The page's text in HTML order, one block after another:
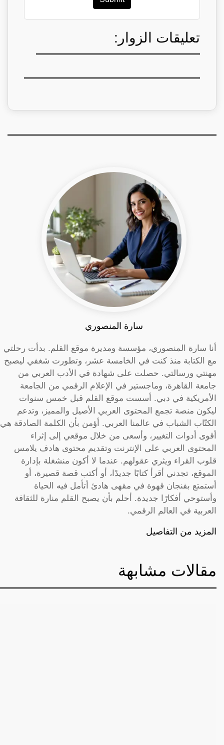
تعليقات الزوار:
سارة المنصوري
أنا سارة المنصوري، مؤسسة ومديرة موقع القلم. بدأت رحلتي
مع الكتابة منذ كنت في الخامسة عشر، وتطورت شغفي ليصبح
مهنتي ورسالتي. حصلت على شهادة في الأدب العربي من
جامعة القاهرة، وماجستير في الإعلام الرقمي من الجامعة
الأمريكية في دبي. أسست موقع القلم قبل خمس سنوات
ليكون منصة تجمع المحتوى العربي الأصيل والمميز، وتدعم
الكتّاب الشباب في عالمنا العربي. أؤمن بأن الكلمة الصادقة هي
أقوى أدوات التغيير، وأسعى من خلال موقعي إلى إثراء
المحتوى العربي على الإنترنت وتقديم محتوى هادف يلامس
قلوب القراء ويثري عقولهم. عندما لا أكون منشغلة بإدارة
الموقع، تجدني أقرأ كتابًا جديدًا، أو أكتب قصة قصيرة، أو
أستمتع بفنجان قهوة في مقهى هادئ أتأمل فيه الحياة
وأستوحي أفكارًا جديدة. أحلم بأن يصبح القلم منارة للثقافة
العربية في العالم الرقمي.
المزيد من التفاصيل
مقالات مشابهة